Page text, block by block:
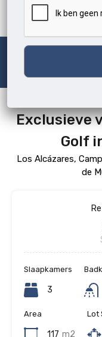
Exclusieve
Golf
Los Alcázares,
de
Slaapkamers
3
Area
117 m2
Lot